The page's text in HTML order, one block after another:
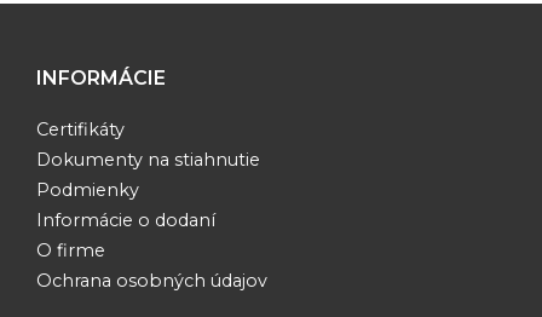
INFORMÁCIE
Certifikáty
Dokumenty na stiahnutie
Podmienky
Informácie o dodaní
O firme
Ochrana osobných údajov